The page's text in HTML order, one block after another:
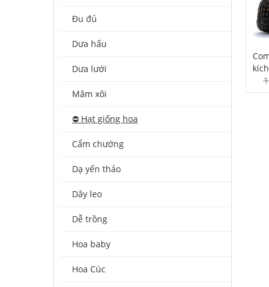
Đu đủ
Dưa hấu
Dưa lưới
Mâm xôi
⛔️ Hạt giống hoa
Cẩm chướng
Dạ yến thảo
Dây leo
Dễ trồng
Hoa baby
Hoa Cúc